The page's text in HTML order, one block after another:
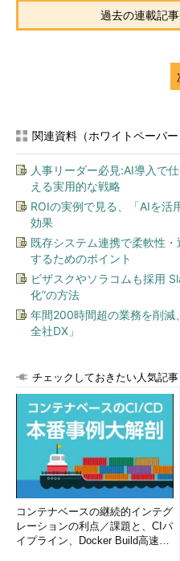
図1の中央上にある赤丸で示し
示す。
図2 Slackの画面例
タスクはJiraのチケット管理シ
依頼元からのメールや電話での
要なものはタスクにフィードバ
ボックスのサイクル（Jira、
ageetのプロジェクトのメン
のある京都の他、東京、スイ
発期間は4～5カ月程度である。
線表やWBSは作っておらず、
いうシンプルで柔軟なプロジェ
る。規模は小さいがコラボレ
ルな人材を活用し、高効率な開
ル」なプロジェクトだ。図3は
過去の連載記
関連資料（ホワイトペーパー
人事リーダー必見:AI導入で
える実用的な戦略
ROIの実例で見る、「AIを活
効果
既存システム連携で柔軟性
するためのポイント
ビザスクやソラコムも採用
化”の方法
年間200時間超の業務を削減
全社DX」
チェックしておきたい人気記事
コンテナベースの継続的インテグ
レーションの利点／課題と、CIパ
イプライン、Docker Build高速化